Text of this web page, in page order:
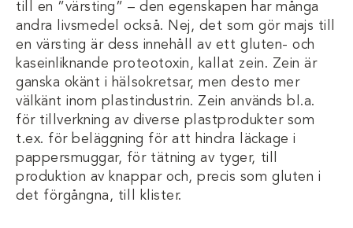
till en ”värsting” – den egenskapen har många
andra livsmedel också. Nej, det som gör majs till
en värsting är dess innehåll av ett gluten- och
kaseinliknande proteotoxin, kallat zein. Zein är
ganska okänt i hälsokretsar, men desto mer
välkänt inom plastindustrin. Zein används bl.a.
för tillverkning av diverse plastprodukter som
t.ex. för beläggning för att hindra läckage i
pappersmuggar, för tätning av tyger, till
produktion av knappar och, precis som gluten i
det förgångna, till klister.